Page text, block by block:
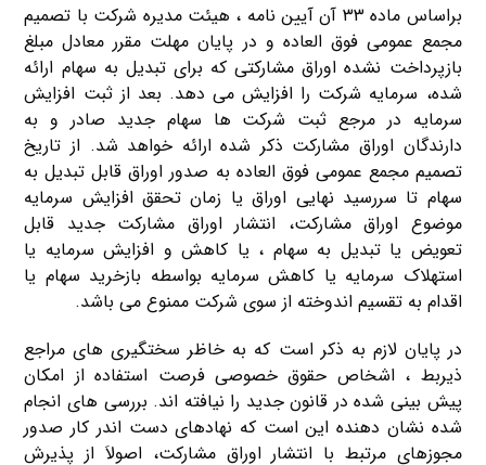
براساس ماده ۳۳ آن آیین نامه ، هیئت مدیره شرکت با تصمیم
مجمع عمومی فوق العاده و در پایان مهلت مقرر معادل مبلغ
بازپرداخت نشده اوراق مشارکتی که برای تبدیل به سهام ارائه
شده، سرمایه شرکت را افزایش می دهد. بعد از ثبت افزایش
سرمایه در مرجع ثبت شرکت ها سهام جدید صادر و به
دارندگان اوراق مشارکت ذکر شده ارائه خواهد شد. از تاریخ
تصمیم مجمع عمومی فوق العاده به صدور اوراق قابل تبدیل به
سهام تا سررسید نهایی اوراق یا زمان تحقق افزایش سرمایه
موضوع اوراق مشارکت، انتشار اوراق مشارکت جدید قابل
تعویض یا تبدیل به سهام ، یا کاهش و افزایش سرمایه یا
استهلاک سرمایه یا کاهش سرمایه بواسطه بازخرید سهام یا
اقدام به تقسیم اندوخته از سوی شرکت ممنوع می باشد.
در پایان لازم به ذکر است که به خاظر سختگیری های مراجع
ذیربط ، اشخاص حقوق خصوصی فرصت استفاده از امکان
پیش بینی شده در قانون جدید را نیافته اند. بررسی های انجام
شده نشان دهنده این است که نهادهای دست اندر کار صدور
مجوزهای مرتبط با انتشار اوراق مشارکت، اصولاَ از پذیرش